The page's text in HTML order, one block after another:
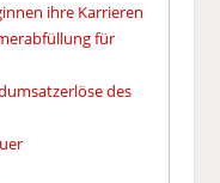
ihre Karrieren
für
des